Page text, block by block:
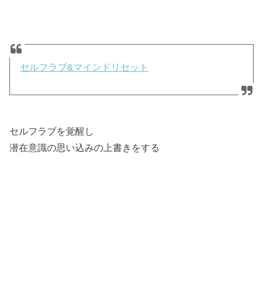
セルフラブ&マインドリセット
セルフラブを覚醒し
潜在意識の思い込みの上書きをする